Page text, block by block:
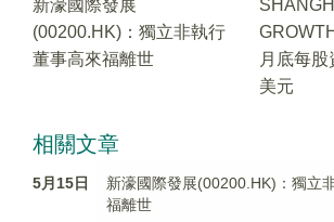
新濠國際發展
(00200.HK)：獨立非執行
董事高來福離世
月底每
美元
相關文章
5月15日
新濠國際發展(00200.HK)：獨立
福離世